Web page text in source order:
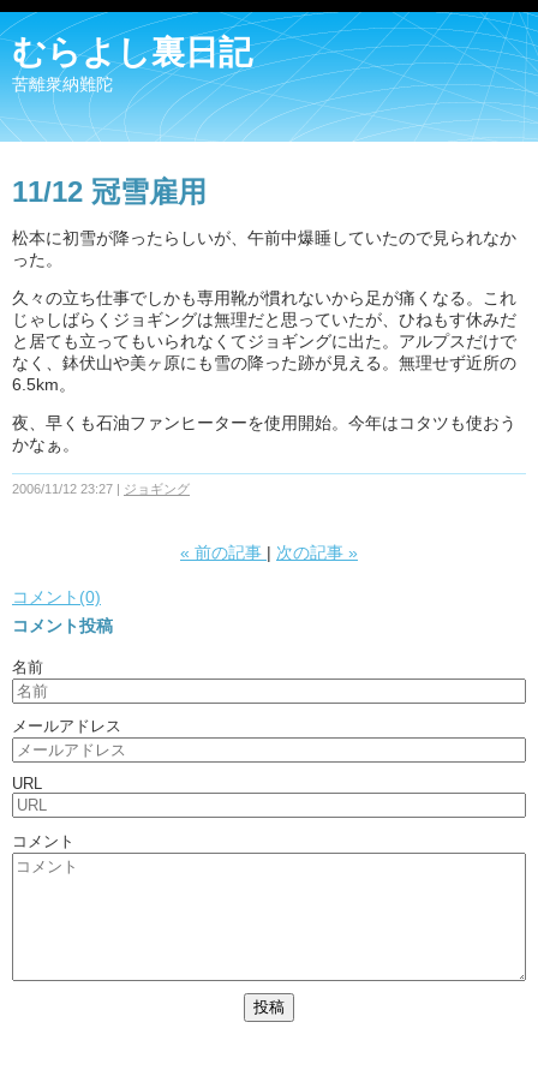
むらよし裏日記
苦離衆納難陀
11/12 冠雪雇用
松本に初雪が降ったらしいが、午前中爆睡していたので見られなか
った。
久々の立ち仕事でしかも専用靴が慣れないから足が痛くなる。これ
じゃしばらくジョギングは無理だと思っていたが、ひねもす休みだ
と居ても立ってもいられなくてジョギングに出た。アルプスだけで
なく、鉢伏山や美ヶ原にも雪の降った跡が見える。無理せず近所の
6.5km。
夜、早くも石油ファンヒーターを使用開始。今年はコタツも使おう
かなぁ。
2006/11/12 23:27 ジョギング
« 前の記事 次の記事 »
コメント(0)
コメント投稿
名前
メールアドレス
URL
コメント